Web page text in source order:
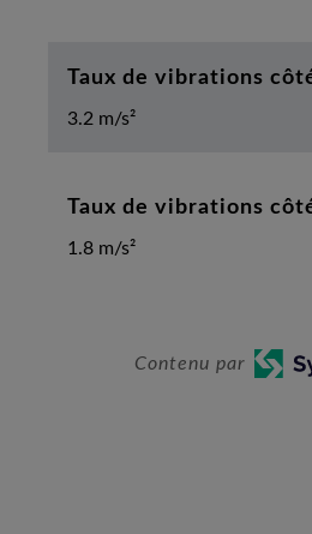
Taux de vibrations
3.2 m/s²
Taux de vibrations
1.8 m/s²
Contenu par